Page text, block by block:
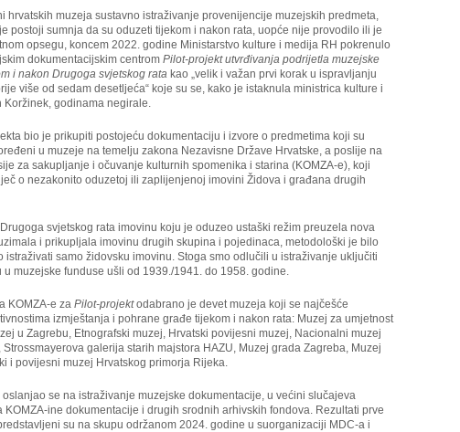
hrvatskih muzeja sustavno istraživanje provenijencije muzejskih predmeta,
postoji sumnja da su oduzeti tijekom i nakon rata, uopće nije provodilo ili je
opsegu, koncem 2022. godine Ministarstvo kulture i medija RH pokrenulo
dokumentacijskim centrom Pilot-projekt utvrđivanja podrijetla muzejske
i nakon Drugoga svjetskog rata kao „velik i važan prvi korak u ispravljanju
više od sedam desetljeća“ koje su se, kako je istaknula ministrica kulture i
Koržinek, godinama negirale.
bio je prikupiti postojeću dokumentaciju i izvore o predmetima koji su
u muzeje na temelju zakona Nezavisne Države Hrvatske, a poslije na
za sakupljanje i očuvanje kulturnih spomenika i starina (KOMZA-e), koji
o nezakonito oduzetoj ili zaplijenjenoj imovini Židova i građana drugih
svjetskog rata imovinu koju je oduzeo ustaški režim preuzela nova
i prikupljala imovinu drugih skupina i pojedinaca, metodološki je bilo
istraživati samo židovsku imovinu. Stoga smo odlučili u istraživanje uključiti
u muzejske funduse ušli od 1939./1941. do 1958. godine.
KOMZA-e za Pilot-projektodabrano je devet muzeja koji se najčešće
izmještanja i pohrane građe tijekom i nakon rata: Muzej za umjetnost
u Zagrebu, Etnografski muzej, Hrvatski povijesni muzej, Nacionalni muzej
galerija starih majstora HAZU, Muzej grada Zagreba, Muzej
i povijesni muzej Hrvatskog primorja Rijeka.
se na istraživanje muzejske dokumentacije, u većini slučajeva
KOMZA-ine dokumentacije i drugih srodnih arhivskih fondova. Rezultati prve
su na skupu održanom 2024. godine u suorganizaciji MDC-a i